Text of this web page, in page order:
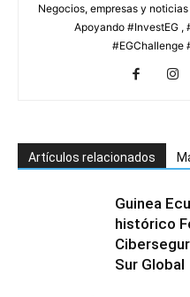
Negocios, empresas y
Apoyando #InvestEG ,
#EGChallenge
Artículos relacionados
Guinea
histórico
Sur Global